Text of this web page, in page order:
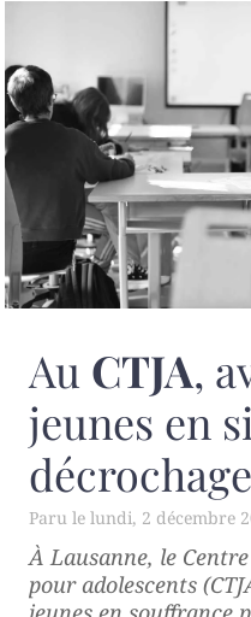
Au CTJA,
jeunes en
lundi, 2 décembre
À Lausanne, le
pour adolescents